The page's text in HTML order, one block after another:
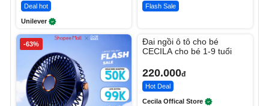
Deal hot
Unilever
Flash Sale
-63%
Đai ngồi ô tô cho bé
CECILA cho bé 1-9 tuổi
220.000đ
Hot Deal
Cecila Offical Store